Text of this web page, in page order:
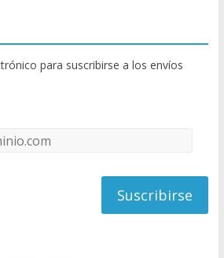
para suscribirse a los envíos